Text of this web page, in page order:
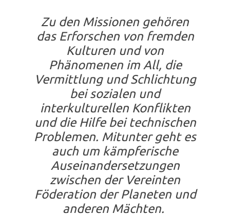
Zu den Missionen gehören
das Erforschen von fremden
Kulturen und von
Phänomenen im All, die
Vermittlung und Schlichtung
bei sozialen und
interkulturellen Konflikten
und die Hilfe bei technischen
Problemen. Mitunter geht es
auch um kämpferische
Auseinandersetzungen
zwischen der Vereinten
Föderation der Planeten und
anderen Mächten.